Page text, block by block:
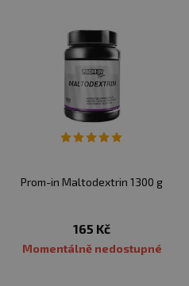
Prom-in Maltodextrin 1300 g
165 Kč
Momentálně nedostupné